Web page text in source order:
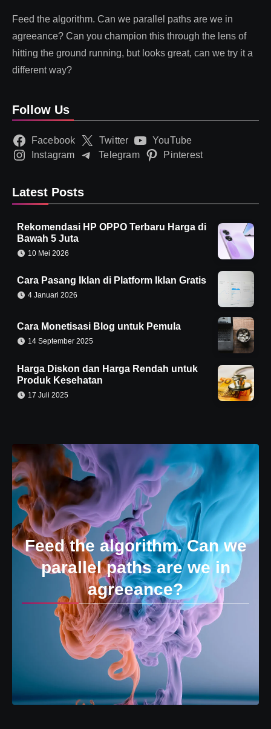
Feed the algorithm. Can we parallel paths are we in
agreeance? Can you champion this through the lens of
hitting the ground running, but looks great, can we try it a
different way?
Follow Us
Facebook Twitter
YouTube
Instagram
Telegram Pinterest
Latest Posts
Rekomendasi HP OPPO Terbaru Harga di
Bawah 5 Juta
10 Mei 2026
Cara Pasang Iklan di Platform Iklan Gratis
4 Januari 2026
Cara Monetisasi Blog untuk Pemula
14 September 2025
Harga Diskon dan Harga Rendah untuk
Produk Kesehatan
17 Juli 2025
Feed the algorithm. Can we
parallel paths are we in
agreeance?